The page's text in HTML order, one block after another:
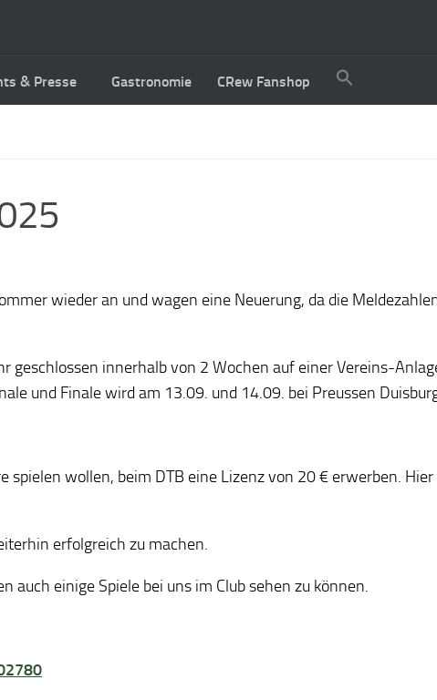
& Presse Gastronomie CRew Fanshop
wieder an und wagen eine Neuerung, da die
innerhalb von 2 Wochen auf einer Vereins-
und Finale wird am 13.09. und 14.09. bei Preussen
spielen wollen, beim DTB eine Lizenz von 20 € erwerben.
erfolgreich zu machen.
auch einige Spiele bei uns im Club sehen zu können.